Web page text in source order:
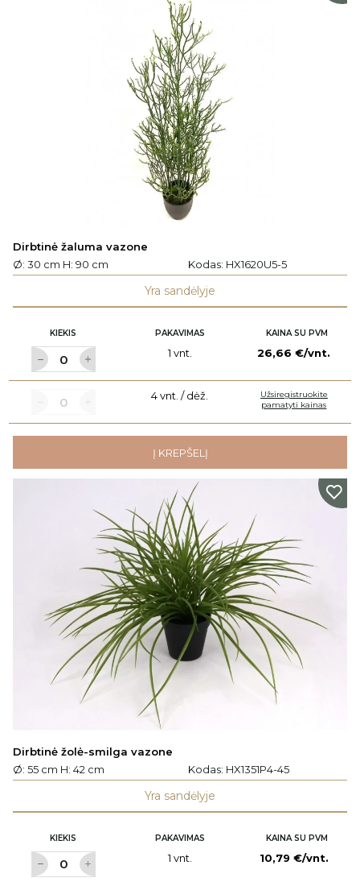
Dirbtinė žaluma vazone
Ø: 30 cm H: 90 cm
Kodas: HX1620U5-5
Yra sandėlyje
KIEKIS PAKAVIMAS KAINA SU PVM
1 vnt. 26,66 €/vnt.
4 vnt. / dėž.
Užsiregistruokite
pamatyti kainas
Į KREPŠELĮ
Dirbtinė žolė-smilga vazone
Ø: 55 cm H: 42 cm
Kodas: HX1351P4-45
Yra sandėlyje
KIEKIS PAKAVIMAS KAINA SU PVM
1 vnt. 10,79 €/vnt.